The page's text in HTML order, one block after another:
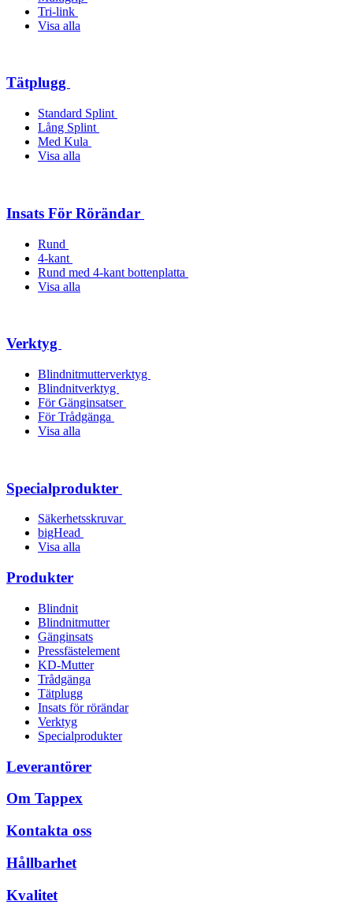
Tri-link
Visa alla
Tätplugg
Standard Splint
Lång Splint
Med Kula
Visa alla
Insats För Rörändar
Rund
4-kant
Rund med 4-kant bottenplatta
Visa alla
Verktyg
Blindnitmutterverktyg
Blindnitverktyg
För Gänginsatser
För Trådgänga
Visa alla
Specialprodukter
Säkerhetsskruvar
bigHead
Visa alla
Produkter
Blindnit
Blindnitmutter
Gänginsats
Pressfästelement
KD-Mutter
Trådgänga
Tätplugg
Insats för rörändar
Verktyg
Specialprodukter
Leverantörer
Om Tappex
Kontakta oss
Hållbarhet
Kvalitet